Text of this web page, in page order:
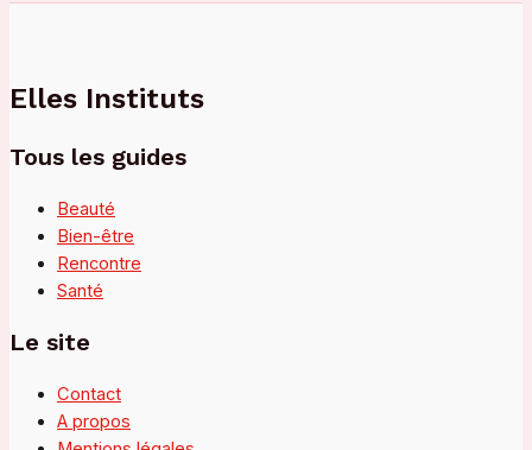
à
Elles Instituts
Tous les guides
Beauté
Bien-être
Rencontre
Santé
Le site
Contact
A propos